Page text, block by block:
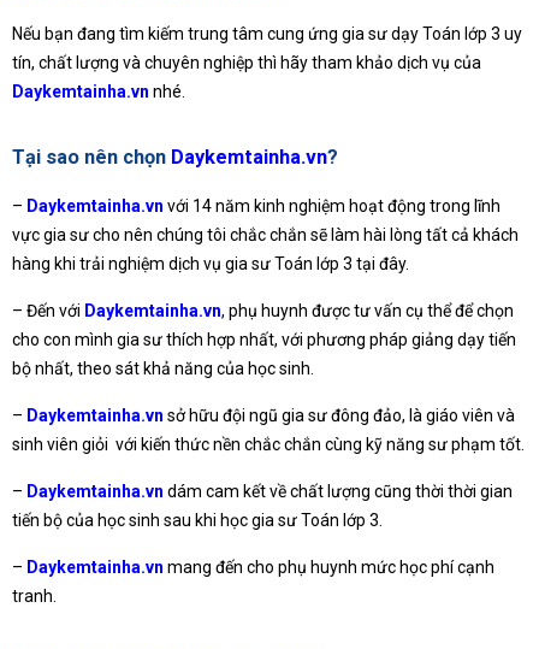
Nếu bạn đang tìm kiếm trung tâm cung ứng gia sư dạy Toán lớp 3 uy
tín, chất lượng và chuyên nghiệp thì hãy tham khảo dịch vụ của
Daykemtainha.vn nhé.
Tại sao nên chọn Daykemtainha.vn?
– Daykemtainha.vn với 14 năm kinh nghiệm hoạt động trong lĩnh
vực gia sư cho nên chúng tôi chắc chắn sẽ làm hài lòng tất cả khách
hàng khi trải nghiệm dịch vụ gia sư Toán lớp 3 tại đây.
– Đến với Daykemtainha.vn, phụ huynh được tư vấn cụ thể để chọn
cho con mình gia sư thích hợp nhất, với phương pháp giảng dạy tiến
bộ nhất, theo sát khả năng của học sinh.
– Daykemtainha.vn sở hữu đội ngũ gia sư đông đảo, là giáo viên và
sinh viên giỏi với kiến thức nền chắc chắn cùng kỹ năng sư phạm tốt.
– Daykemtainha.vn dám cam kết về chất lượng cũng thời thời gian
tiến bộ của học sinh sau khi học gia sư Toán lớp 3.
– Daykemtainha.vn mang đến cho phụ huynh mức học phí cạnh
tranh.